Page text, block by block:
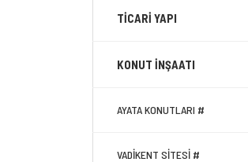
TİCARİ YAPI
KONUT İNŞAATI
AYATA KONUTLARI #
VADİKENT SİTESİ #